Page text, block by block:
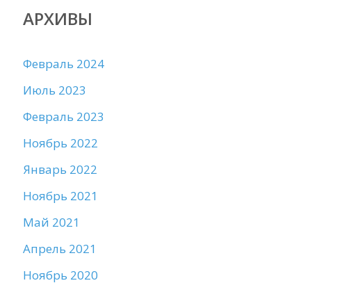
АРХИВЫ
Февраль 2024
Июль 2023
Февраль 2023
Ноябрь 2022
Январь 2022
Ноябрь 2021
Май 2021
Апрель 2021
Ноябрь 2020